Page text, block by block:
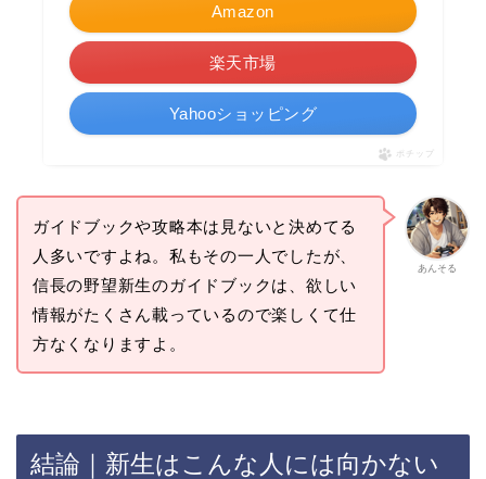
Amazon
楽天市場
Yahooショッピング
ポチップ
あんそる
ガイドブックや攻略本は見ないと決めてる
人多いですよね。私もその一人でしたが、
信長の野望新生のガイドブックは、欲しい
情報がたくさん載っているので楽しくて仕
方なくなりますよ。
結論｜新生はこんな人には向かない